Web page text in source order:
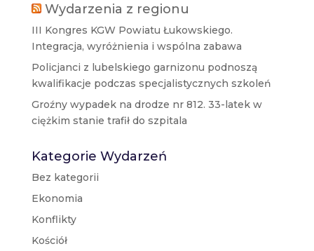
Wydarzenia z regionu
III Kongres KGW Powiatu Łukowskiego.
Integracja, wyróżnienia i wspólna zabawa
Policjanci z lubelskiego garnizonu podnoszą
kwalifikacje podczas specjalistycznych szkoleń
Groźny wypadek na drodze nr 812. 33-latek w
ciężkim stanie trafił do szpitala
Kategorie Wydarzeń
Bez kategorii
Ekonomia
Konflikty
Kościół